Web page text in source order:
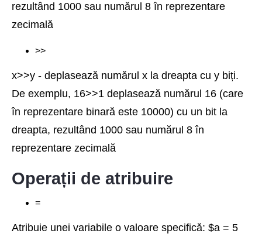
rezultând 1000 sau numărul 8 în reprezentare
zecimală
>>
x>>y - deplasează numărul x la dreapta cu y biți.
De exemplu, 16>>1 deplasează numărul 16 (care
în reprezentare binară este 10000) cu un bit la
dreapta, rezultând 1000 sau numărul 8 în
reprezentare zecimală
Operații de atribuire
=
Atribuie unei variabile o valoare specifică: $a = 5